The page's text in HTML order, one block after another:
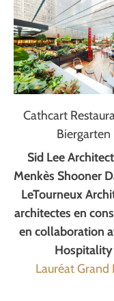
Cathcart
Biergarten
Sid Lee
Menkès Shooner
LeTourneux
architectes en
en collaboration
Hospitality
Lauréat Grand